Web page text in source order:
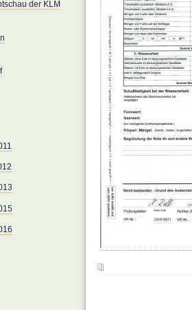
der KLM